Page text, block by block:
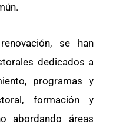
se han
dedicados a
programas y
formación y
abordando áreas